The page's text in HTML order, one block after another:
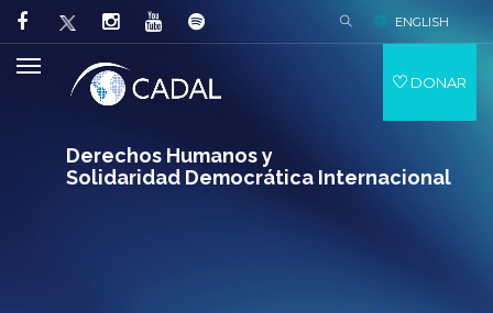
Derechos Humanos y
Solidaridad Democrática Internacional
ENGLISH
DONAR